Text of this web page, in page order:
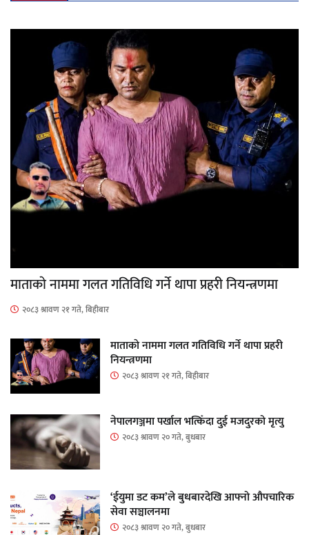
माताकाे नाममा गलत गतिविधि गर्ने थापा प्रहरी नियन्त्रणमा
२०८३ श्रावण २१ गते, बिहीबार
माताकाे नाममा गलत गतिविधि गर्ने थापा प्रहरी
नियन्त्रणमा
२०८३ श्रावण २१ गते, बिहीबार
नेपालगञ्जमा पर्खाल भत्किँदा दुई मजदुरको मृत्यु
२०८३ श्रावण २० गते, बुधबार
‘ईयुमा डट कम’ले बुधबारदेखि आफ्नो औपचारिक
सेवा सञ्चालनमा
२०८३ श्रावण २० गते, बुधबार